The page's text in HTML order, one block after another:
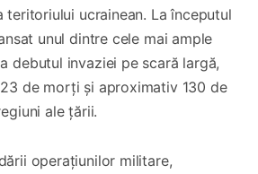
teritoriului ucrainean. La începutul
unul dintre cele mai ample
debutul invaziei pe scară largă,
de morți și aproximativ 130 de
ale țării.
operațiunilor militare,